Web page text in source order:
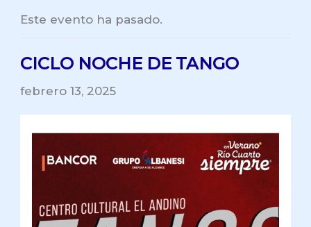
Este evento ha pasado.
CICLO NOCHE DE TANGO
febrero 13, 2025